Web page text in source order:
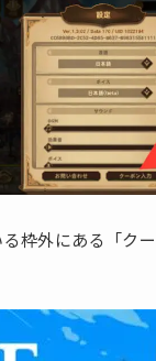
枠外にある「ク